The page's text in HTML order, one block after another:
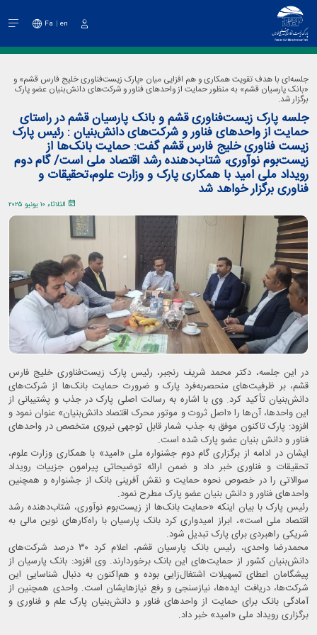
Fa en
جلسه‌ای با هدف تقویت همکاری و هم افزایی میان «پارک زیست‌فناوری خلیج فارس قشم» و
«بانک پارسیان قشم» به منظور حمایت از واحدهای فناور و شرکت‌های دانش‌بنیان عضو پارک
برگزار شد.
جلسه پارک زیست‌فناوری قشم و بانک پارسیان قشم در راستای
حمایت از واحدهای فناور و شرکت‌های دانش‌بنیان : رئیس پارک
زیست فناوری خلیج فارس قشم گفت: حمایت بانک‌ها از
زیست‌بوم نوآوری، شتاب‌دهنده رشد اقتصاد ملی است/ گام دوم
رویداد ملی امید با همکاری پارک و وزارت علوم،تحقیقات و
فناوری برگزار خواهد شد
الثلاثاء ١٠ يونيو ٢٠٢٥
در این جلسه، دکتر محمد شریف رنجبر، رئیس پارک زیست‌فناوری خلیج فارس
قشم، بر ظرفیت‌های منحصربه‌فرد پارک و ضرورت حمایت بانک‌ها از شرکت‌های
دانش‌بنیان تأکید کرد. وی با اشاره به رسالت اصلی پارک در جذب و پشتیبانی از
این واحدها، آن‌ها را «اصل ثروت و موتور محرک اقتصاد دانش‌بنیان» عنوان نمود و
افزود: پارک تاکنون موفق به جذب شمار قابل توجهی نیروی متخصص در واحدهای
فناور و دانش بنیان عضو پارک شده است.
ایشان در ادامه از برگزاری گام دوم جشنواره ملی «امید» با همکاری وزارت علوم،
تحقیقات و فناوری خبر داد و ضمن ارائه توضیحاتی پیرامون جزییات رویداد
سوالاتی را در خصوص نحوه حمایت و نقش آفرینی بانک از جشنواره و همچنین
واحدهای فناور و دانش بنیان عضو پارک مطرح نمود.
رئیس پارک با بیان اینکه «حمایت بانک‌ها از زیست‌بوم نوآوری، شتاب‌دهنده رشد
اقتصاد ملی است»، ابراز امیدواری کرد بانک پارسیان با راه‌کارهای نوین مالی به
شریکی راهبردی برای پارک تبدیل شود.
محمدرضا واحدی، رئیس بانک پارسیان قشم، اعلام کرد ۳۰ درصد شرکت‌های
دانش‌بنیان کشور از حمایت‌های این بانک برخوردارند. وی افزود: بانک پارسیان از
پیشگامان اعطای تسهیلات اشتغال‌زایی بوده و هم‌اکنون به دنبال شناسایی این
شرکت‌ها، دریافت ایده‌ها، نیازسنجی و رفع نیازهایشان است. واحدی همچنین از
آمادگی بانک برای حمایت از واحدهای فناور و دانش‌بنیان پارک علم و فناوری و
برگزاری رویداد ملی «امید» خبر داد.